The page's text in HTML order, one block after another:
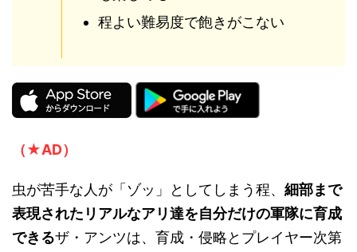
程よい難易度で飽きがこない
（★AD）
虫が苦手な人が「ゾッ」としてしまう程、 細部まで
表現されたリアルなアリ達を自分だけの軍隊に育成
できるザ・アンツは、育成・侵略とプレイヤー次第